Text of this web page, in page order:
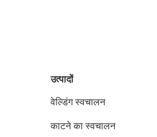
उत्पादों
वेल्डिंग स्वचालन
काटने का स्वचालन